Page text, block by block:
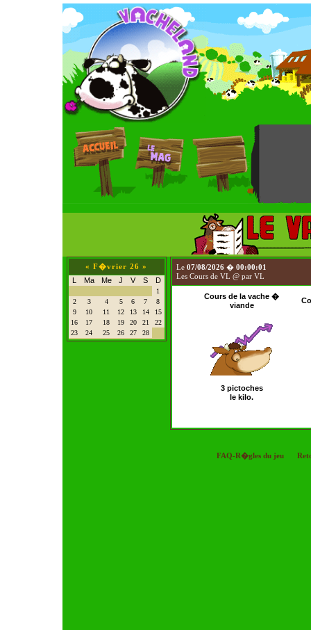
« F�vrier 26 »
L
Ma Me J V S D
1
2
3 4 5 6 7
8
9
10 11 12 13 14
15
16
17 18 19 20 21
22
23
24 25 26 27 28
Le 07/08/2026 � 00:00:01
Les Cours de VL @ par VL
Cours de la vache �
viande
3 pictoches
le kilo.
FAQ-R�gles du jeu